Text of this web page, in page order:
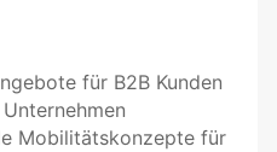
für B2B Kunden
Mobilitätskonzepte für